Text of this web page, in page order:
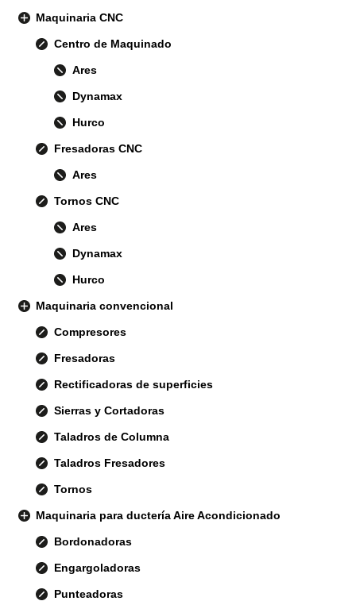
Maquinaria CNC
Centro de Maquinado
Ares
Dynamax
Hurco
Fresadoras CNC
Ares
Tornos CNC
Ares
Dynamax
Hurco
Maquinaria convencional
Compresores
Fresadoras
Rectificadoras de superficies
Sierras y Cortadoras
Taladros de Columna
Taladros Fresadores
Tornos
Maquinaria para ductería Aire Acondicionado
Bordonadoras
Engargoladoras
Punteadoras